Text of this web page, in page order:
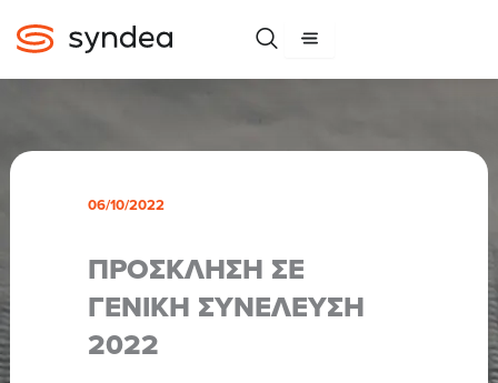
στο
περιεχόμενο
06/10/2022
ΠΡΟΣΚΛΗΣΗ ΣΕ
ΓΕΝΙΚΗ ΣΥΝΕΛΕΥΣΗ
2022